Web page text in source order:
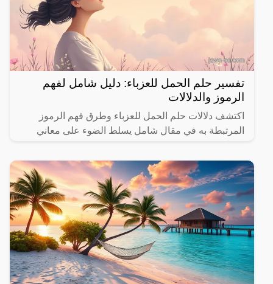
تفسير حلم الحمل للعزباء: دليل شامل لفهم
الرموز والدلالات
اكتشف دلالات حلم الحمل للعزباء وطرق فهم الرموز
المرتبطة به في مقال شامل يسلط الضوء على معاني